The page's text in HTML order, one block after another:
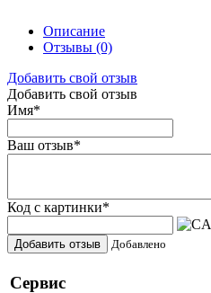
Описание
Отзывы (0)
Добавить свой отзыв
Добавить свой отзыв
Имя*
Ваш отзыв*
Код с картинки*
Добавить отзыв Добавлено
Сервис